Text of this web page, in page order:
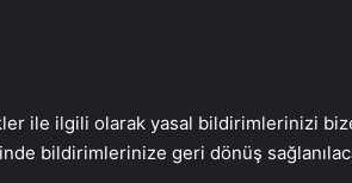
ile ilgili olarak yasal bildirimlerinizi
bildirimlerinize geri dönüşAynı okulda